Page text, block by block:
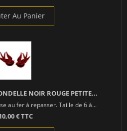
Au Panier
NOIR ROUGE PETITE...
au fer à repasser. Taille de 6 à...
€ TTC